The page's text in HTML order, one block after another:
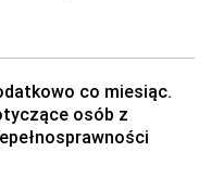
co miesiąc.
osób z